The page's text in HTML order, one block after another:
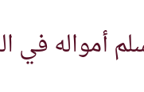
أمواله في